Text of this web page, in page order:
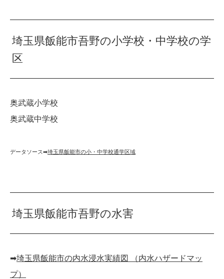
埼玉県飯能市吾野の小学校・中学校の学
区
奥武蔵小学校
奥武蔵中学校
データソース➡︎埼玉県飯能市の小・中学校通学区域
埼玉県飯能市吾野の水害
➡︎埼玉県飯能市の内水浸水実績図 （内水ハザードマッ
プ）